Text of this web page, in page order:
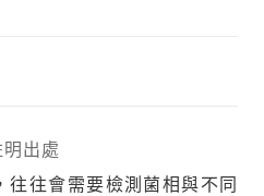
出處
往往會需要檢測菌相與不同